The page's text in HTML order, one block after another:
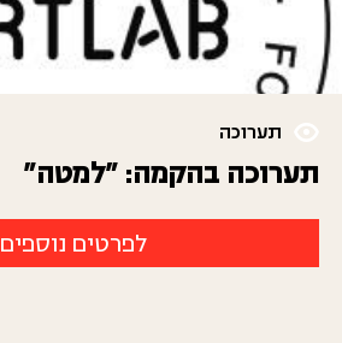
תערוכה
תערוכה בהקמה: "למטה"
לפרטים נוספים